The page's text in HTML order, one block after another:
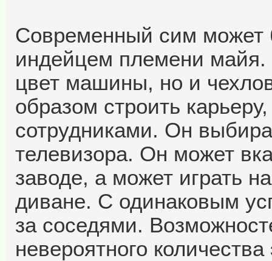
Современный сим может
индейцем племени майя.
цвет машины, но и
образом строить
сотрудниками. Он
телевизора. Он может
заводе, а может играть
диване. С одинаковым
за соседями.
невероятного